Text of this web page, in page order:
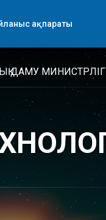
ақпараты
ДАМУ